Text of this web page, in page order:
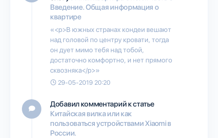
Введение. Общая информация о
квартире
«<p>В южных странах кондеи вешают
над головой по центру кровати, тогда
он дует мимо тебя над тобой,
достаточно комфортно, и нет прямого
сквозняка</p>»
29-05-2019 20:20
Добавил комментарий к статье
Китайская вилка или как
пользоваться устройствами Xiaomi в
России.